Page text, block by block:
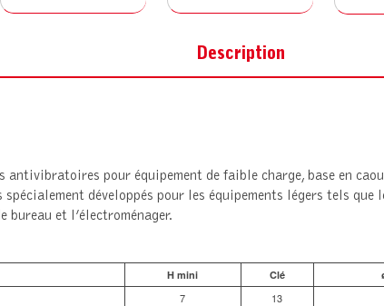
Description
pour équipement de faible charge, base en
développés pour les équipements légers tels que
bureau et l’électroménager.
H mini Clé
7 13